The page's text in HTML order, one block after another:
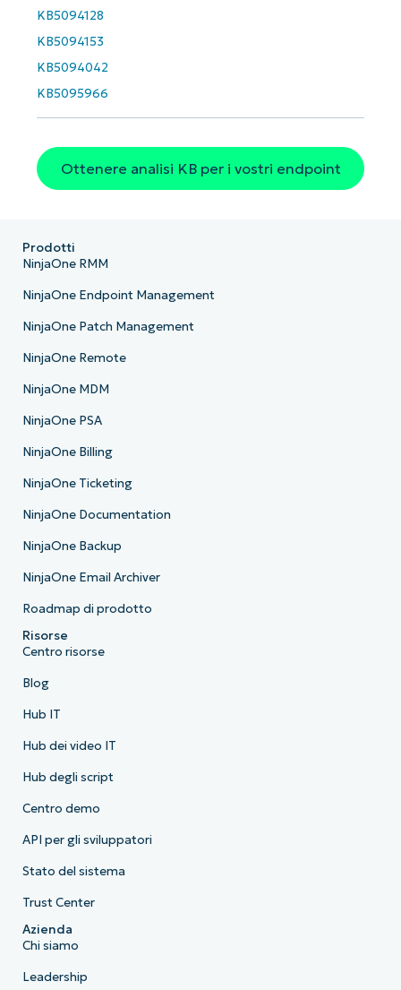
KB5094128
KB5094153
KB5094042
KB5095966
Ottenere analisi KB per i vostri endpoint
Phone
number*
Paese
name*
Prodotti
NinjaOne RMM
NinjaOne Endpoint Management
NinjaOne Patch Management
NinjaOne Remote
NinjaOne MDM
NinjaOne PSA
NinjaOne Billing
NinjaOne Ticketing
NinjaOne Documentation
NinjaOne Backup
NinjaOne Email Archiver
Roadmap di prodotto
Risorse
Centro risorse
Blog
Hub IT
Hub dei video IT
Hub degli script
Centro demo
API per gli sviluppatori
Stato del sistema
Trust Center
Azienda
Chi siamo
Leadership